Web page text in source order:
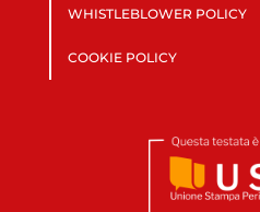
WHISTLEBLOWER POLICY
COOKIE POLICY